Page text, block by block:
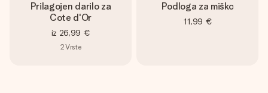
Prilagojen darilo za
Cote d'Or
iz 26,99 €
2Vrste
Podloga za miško
11,99 €